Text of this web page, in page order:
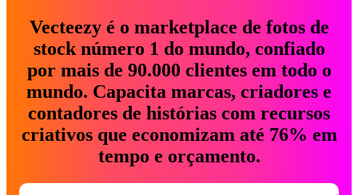
Vecteezy é o marketplace de fotos de
stock número 1 do mundo, confiado
por mais de 90.000 clientes em todo o
mundo. Capacita marcas, criadores e
contadores de histórias com recursos
criativos que economizam até 76% em
tempo e orçamento.